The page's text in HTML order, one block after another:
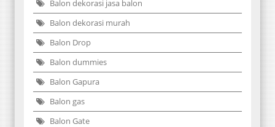
Balon dekorasi jasa balon
Balon dekorasi murah
Balon Drop
Balon dummies
Balon Gapura
Balon gas
Balon Gate